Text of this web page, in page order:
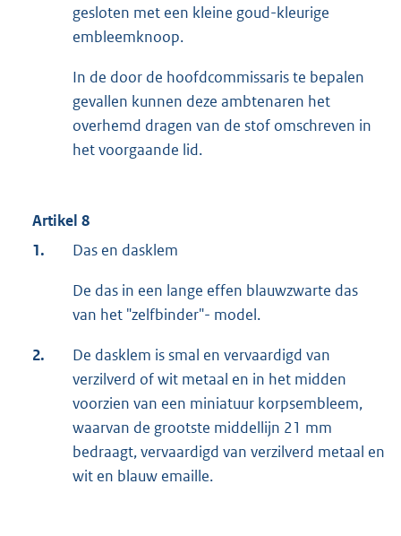
gesloten met een kleine goud-kleurige
embleemknoop.
In de door de hoofdcommissaris te bepalen
gevallen kunnen deze ambtenaren het
overhemd dragen van de stof omschreven in
het voorgaande lid.
Artikel 8
1.
Das en dasklem
De das in een lange effen blauwzwarte das
van het "zelfbinder"- model.
2.
De dasklem is smal en vervaardigd van
verzilverd of wit metaal en in het midden
voorzien van een miniatuur korpsembleem,
waarvan de grootste middellijn 21 mm
bedraagt, vervaardigd van verzilverd metaal en
wit en blauw emaille.